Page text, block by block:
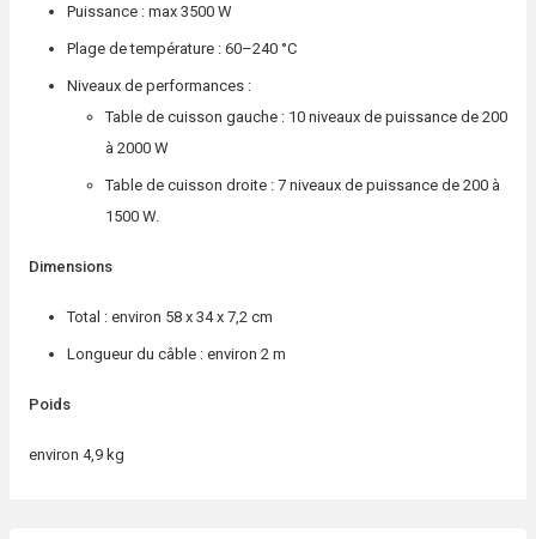
Puissance : max 3500 W
Plage de température : 60–240 °C
Niveaux de performances :
Table de cuisson gauche : 10 niveaux de puissance de 200
à 2000 W
Table de cuisson droite : 7 niveaux de puissance de 200 à
1500 W.
Dimensions
Total : environ 58 x 34 x 7,2 cm
Longueur du câble : environ 2 m
Poids
environ 4,9 kg